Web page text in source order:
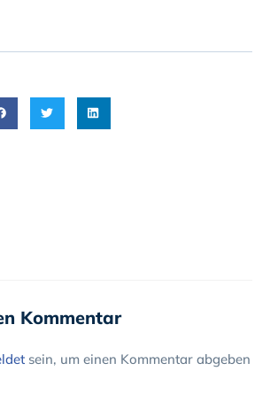
Kommentar
sein, um einen Kommentar abgeben